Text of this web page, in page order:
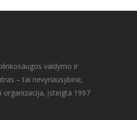
valdymo ir
– tai nevyriausybinė,
organizacija, įsteigta 1997